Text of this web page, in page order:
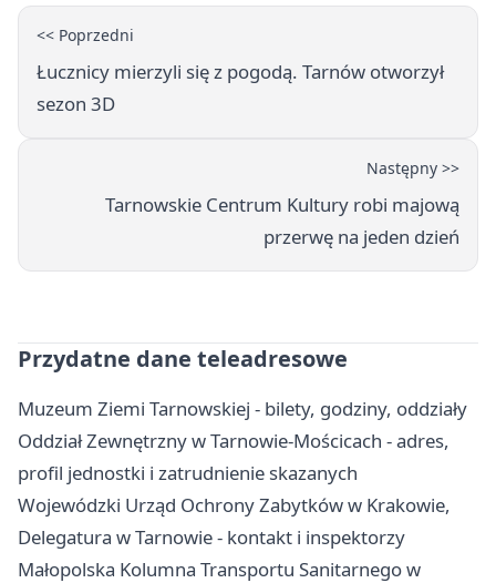
<< Poprzedni
Łucznicy mierzyli się z pogodą. Tarnów otworzył
sezon 3D
Następny >>
Tarnowskie Centrum Kultury robi majową
przerwę na jeden dzień
Przydatne dane teleadresowe
Muzeum Ziemi Tarnowskiej - bilety, godziny, oddziały
Oddział Zewnętrzny w Tarnowie-Mościcach - adres,
profil jednostki i zatrudnienie skazanych
Wojewódzki Urząd Ochrony Zabytków w Krakowie,
Delegatura w Tarnowie - kontakt i inspektorzy
Małopolska Kolumna Transportu Sanitarnego w